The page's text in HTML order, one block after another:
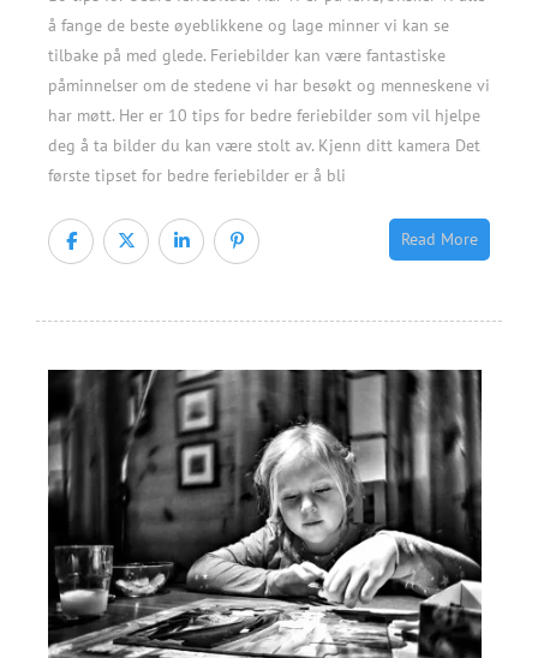
å fange de beste øyeblikkene og lage minner vi kan se
tilbake på med glede. Feriebilder kan være fantastiske
påminnelser om de stedene vi har besøkt og menneskene vi
har møtt. Her er 10 tips for bedre feriebilder som vil hjelpe
deg å ta bilder du kan være stolt av. Kjenn ditt kamera Det
første tipset for bedre feriebilder er å bli
Read More